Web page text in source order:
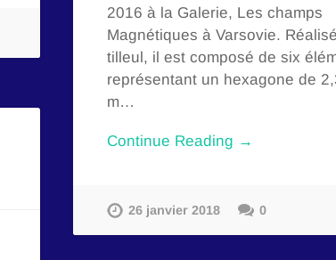
2016 à la Galerie, Les champs
Magnétiques à Varsovie.
tilleul, il est composé de six
représentant un hexagone de
m…
Continue Reading →
26 janvier 2018 0